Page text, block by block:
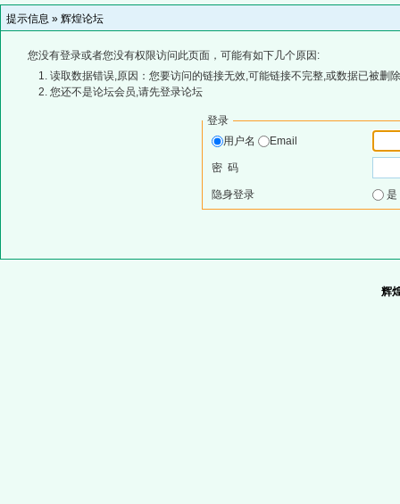
提示信息 » 辉煌论坛
您没有登录或者您没有权限访问此页面，可能有如下几个原因:
读取数据错误,原因：您要访问的链接无效,可能链接不完整,或数据已被删
您还不是论坛会员,请先登录论坛
登录
用户名
Email
密 码
隐身登录
辉